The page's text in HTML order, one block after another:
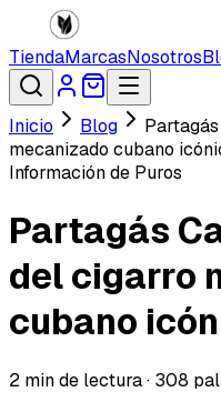
TiendaMarcasNosotros
Inicio Blog
mecanizado cubano
Información de Puros
Partagás
del cigarro
cubano
2 min de lectura · 308